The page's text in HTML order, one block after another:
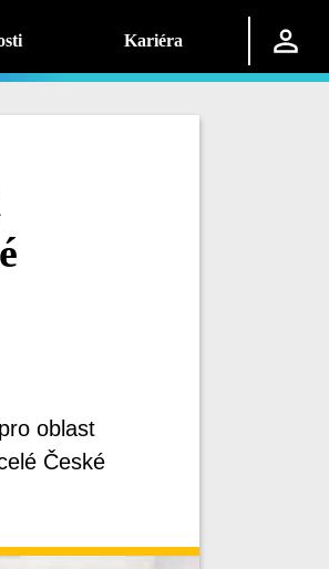
Kariéra
oblast
České